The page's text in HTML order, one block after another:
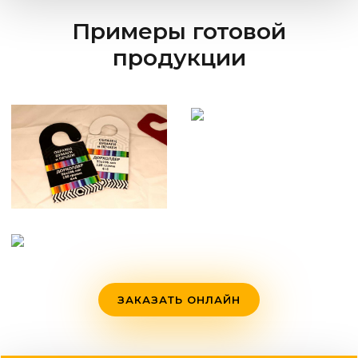
Примеры готовой
продукции
ЗАКАЗАТЬ ОНЛАЙН